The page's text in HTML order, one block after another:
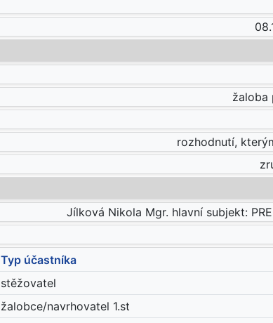
žaloba
rozhodnutí,
Jílková Nikola Mgr. hlavní subjekt:
Typ účastníka
stěžovatel
žalobce/navrhovatel 1.st